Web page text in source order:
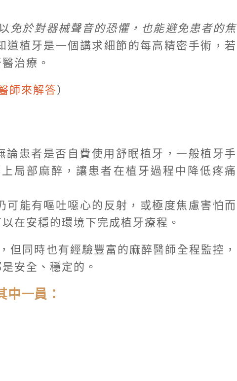
免於對器械聲音的恐懼，也能避免患者的焦
道植牙是一個講求細節的每高精密手術，若
治療。
師來解答）
論患者是否自費使用舒眠植牙，一般植牙手
局部麻醉，讓患者在植牙過程中降低疼痛
能有嘔吐噁心的反射，或極度焦慮害怕而
在安穩的環境下完成植牙療程。
但同時也有經驗豐富的麻醉醫師全程監控，
安全、穩定的。
一員：